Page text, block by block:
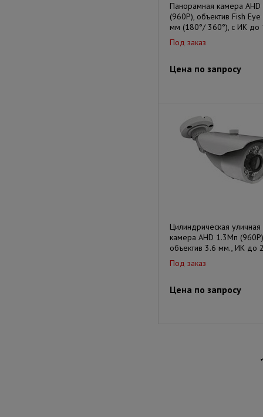
Панорамная камера
(960P), объектив Fish
мм (180°/ 360°), с ИК до
Под заказ
Цена по запросу
Цилиндрическая уличная
камера AHD 1.3Мп
объектив 3.6 мм., ИК до
Под заказ
Цена по запросу